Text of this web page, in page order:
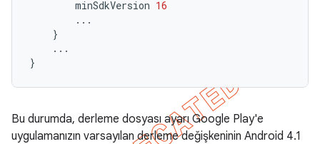
minSdkVersion 16
...
}
...
}
Bu durumda, derleme dosyası ayarı Google Play'e
uygulamanızın varsayılan derleme değişkeninin Android 4.1